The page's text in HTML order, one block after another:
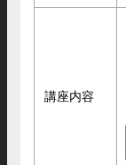
講座内容